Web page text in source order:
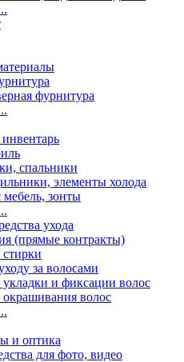
фурнитура
спальники
элементы холода
зонты
ухода
(прямые контракты)
стирки
за волосами
укладки и фиксации волос
окрашивания волос
и оптика
для фото, видео